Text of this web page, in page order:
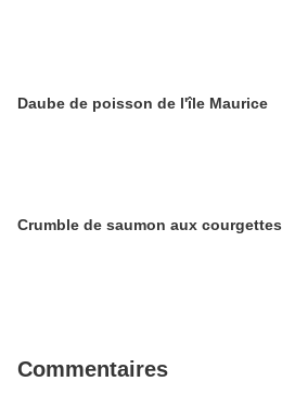
Daube de poisson de l'île Maurice
Crumble de saumon aux courgettes
Commentaires